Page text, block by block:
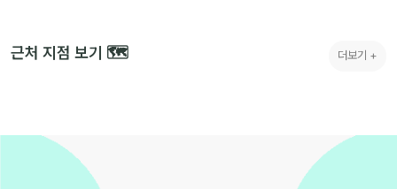
근처 지점 보기 🗺️ 더보기 +